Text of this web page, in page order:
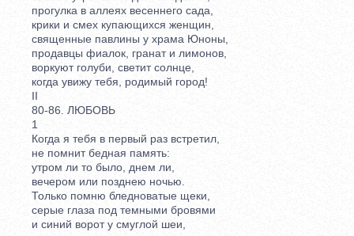
прогулка в аллеях весеннего сада,
крики и смех купающихся женщин,
священные павлины у храма Юноны,
продавцы фиалок, гранат и лимонов,
воркуют голуби, светит солнце,
когда увижу тебя, родимый город!
II
80-86. ЛЮБОВЬ
1
Когда я тебя в первый раз встретил,
не помнит бедная память:
утром ли то было, днем ли,
вечером или позднею ночью.
Только помню бледноватые щеки,
серые глаза под темными бровями
и синий ворот у смуглой шеи,